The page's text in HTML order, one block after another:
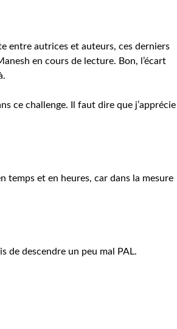
entre autrices et auteurs, ces derniers
en cours de lecture. Bon, l’écart
ce challenge. Il faut dire que j’apprécie
temps et en heures, car dans la mesure
de descendre un peu mal PAL.